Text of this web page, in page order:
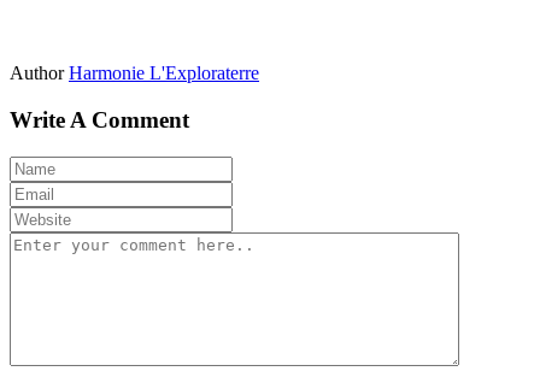
Author Harmonie L'Exploraterre
Write A Comment